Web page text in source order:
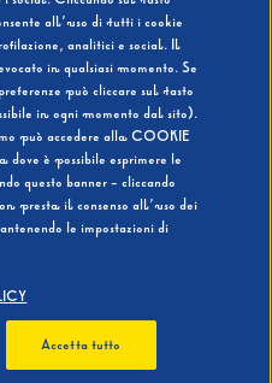
all’uso di tutti i cookie
analitici e social. Il
in qualsiasi momento. Se
può cliccare sul tasto
in ogni momento dal sito).
può accedere alla COOKIE
è possibile esprimere le
questo banner - cliccando
presta il consenso all’uso dei
le impostazioni di
Accetta tutto